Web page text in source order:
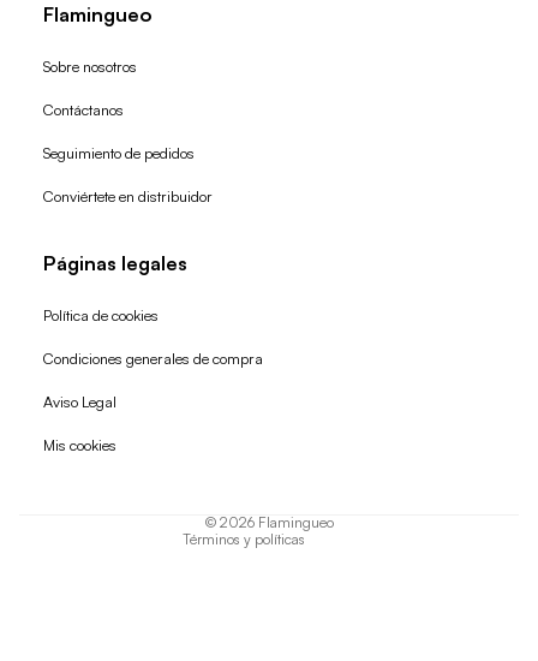
Flamingueo
Sobre nosotros
Contáctanos
Seguimiento de pedidos
Conviértete en distribuidor
Páginas legales
Política de cookies
Condiciones generales de compra
Aviso Legal
Mis cookies
© 2026 Flamingueo
Términos y políticas